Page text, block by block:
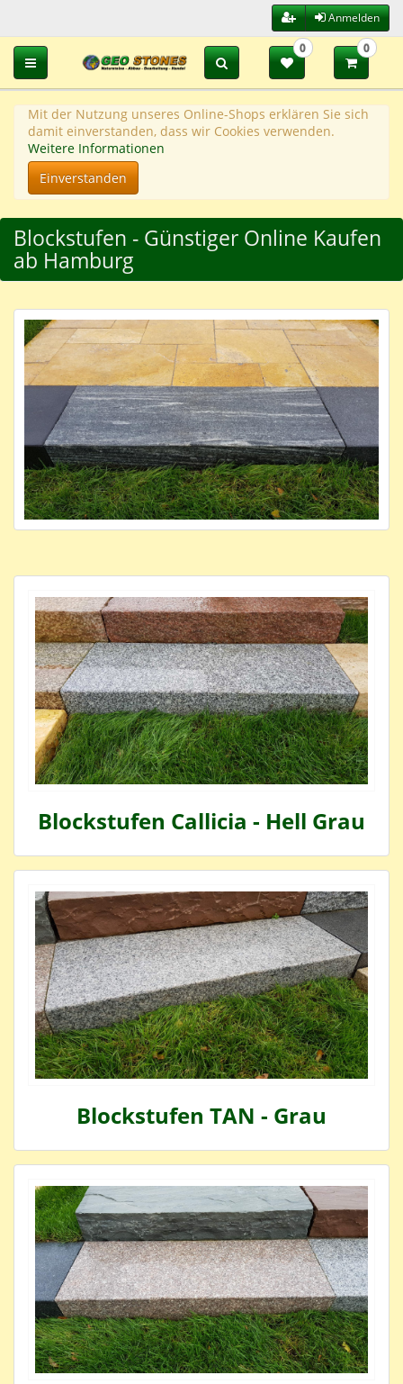
Anmelden
Toggle navigation
0 0
Mit der Nutzung unseres Online-Shops erklären Sie sich
damit einverstanden, dass wir Cookies verwenden.
Weitere Informationen
Einverstanden
Blockstufen - Günstiger Online Kaufen
ab Hamburg
Blockstufen Callicia - Hell Grau
Blockstufen TAN - Grau